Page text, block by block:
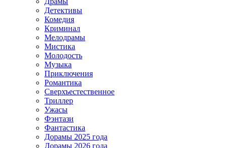
Детективы
Комедия
Криминал
Мелодрамы
Мистика
Молодость
Музыка
Приключения
Романтика
Сверхъестественное
Триллер
Ужасы
Фэнтази
Фантастика
Дорамы 2025 года
Дорамы 2026 года